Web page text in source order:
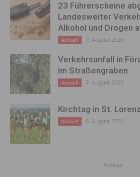
23 Führerscheine
Landesweiter
Alkohol und Drogen
Aktuell 7. August 2026
Verkehrsunfall in
im Straßengraben
Aktuell 7. August 2026
Kirchtag in St.
Aktuell 6. August 2026
Anzeige